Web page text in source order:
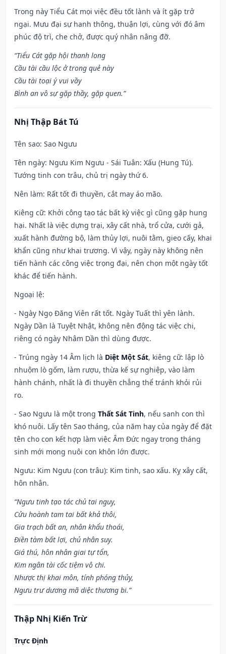
Trong này Tiểu Cát mọi việc đều tốt lành và ít gặp trở
ngại. Mưu đại sự hanh thông, thuận lợi, cùng với đó âm
phúc độ trì, che chở, được quý nhân nâng đỡ.
“Tiểu Cát gặp hội thanh long
Cầu tài cầu lộc ở trong quẻ này
Cầu tài toại ý vui vầy
Bình an vô sự gặp thầy, gặp quen.”
Nhị Thập Bát Tú
Tên sao: Sao Ngưu
Tên ngày: Ngưu Kim Ngưu - Sái Tuân: Xấu (Hung Tú).
Tướng tinh con trâu, chủ trị ngày thứ 6.
Nên làm: Rất tốt đi thuyền, cắt may áo mão.
Kiêng cữ: Khởi công tạo tác bất kỳ việc gì cũng gặp hung
hại. Nhất là việc dựng trại, xây cất nhà, trổ cửa, cưới gả,
xuất hành đường bộ, làm thủy lợi, nuôi tằm, gieo cấy, khai
khẩn cũng như khai trương. Vì vậy, ngày này không nên
tiến hành các công việc trọng đại, nên chọn một ngày tốt
khác để tiến hành.
Ngoại lệ:
- Ngày Ngọ Đăng Viên rất tốt. Ngày Tuất thì yên lành.
Ngày Dần là Tuyệt Nhật, không nên động tác việc chi,
riêng có ngày Nhâm Dần thì dùng được.
- Trúng ngày 14 Âm lịch là Diệt Một Sát, kiêng cữ: lập lò
nhuộm lò gốm, làm rượu, thừa kế sự nghiệp, vào làm
hành chánh, nhất là đi thuyền chẳng thể tránh khỏi rủi
ro.
- Sao Ngưu là một trong Thất Sát Tinh, nếu sanh con thì
khó nuôi. Lấy tên Sao tháng, của năm hay của ngày để đặt
tên cho con kết hợp làm việc Âm Đức ngay trong tháng
sinh mới mong nuôi con khôn lớn được.
Ngưu: Kim Ngưu (con trâu): Kim tinh, sao xấu. Kỵ xây cất,
hôn nhân.
“Ngưu tinh tạo tác chủ tai nguy,
Cửu hoành tam tai bất khả thôi,
Gia trạch bất an, nhân khẩu thoái,
Điền tàm bất lợi, chủ nhân suy.
Giá thú, hôn nhân giai tự tổn,
Kim ngân tài cốc tiệm vô chi.
Nhược thị khai môn, tính phóng thủy,
Ngưu trư dương mã diệc thương bi.”
Thập Nhị Kiến Trừ
Trực Định